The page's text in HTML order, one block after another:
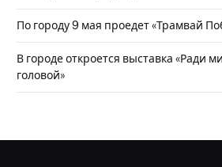
По городу 9 мая проедет «Трамвай
В городе откроется выставка «Ради
головой»